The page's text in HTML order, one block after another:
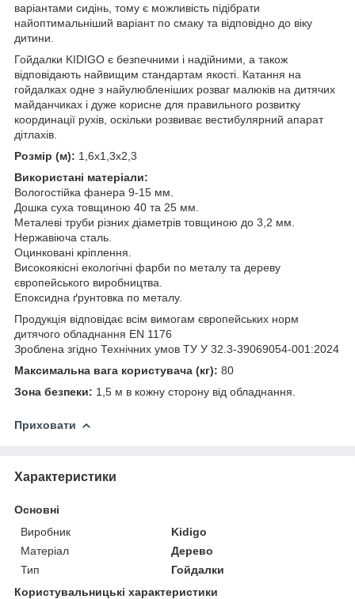
варіантами сидінь, тому є можливість підібрати
найоптимальніший варіант по смаку та відповідно до віку
дитини.
Гойдалки KIDIGO є безпечними і надійними, а також
відповідають найвищим стандартам якості. Катання на
гойдалках одне з найулюбленіших розваг малюків на дитячих
майданчиках і дуже корисне для правильного розвитку
координації рухів, оскільки розвиває вестибулярний апарат
дітлахів.
Розмір (м): 1,6х1,3х2,3
Використані матеріали:
Вологостійка фанера 9-15 мм.
Дошка суха товщиною 40 та 25 мм.
Металеві труби різних діаметрів товщиною до 3,2 мм.
Нержавіюча сталь.
Оцинковані кріплення.
Високоякісні екологічні фарби по металу та дереву
європейського виробництва.
Епоксидна ґрунтовка по металу.
Продукція відповідає всім вимогам європейських норм
дитячого обладнання EN 1176
Зроблена згідно Технічних умов ТУ У 32.3-39069054-001:2024
Максимальна вага користувача (кг): 80
Зона безпеки: 1,5 м в кожну сторону від обладнання.
Приховати
Характеристики
Основні
Виробник
Kidigo
Матеріал
Дерево
Тип
Гойдалки
Користувальницькі характеристики